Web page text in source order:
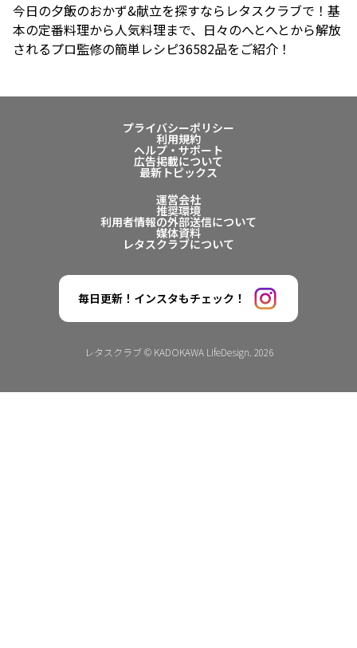
今日の夕飯のおかず&献立を探すならレタスクラブで！基
本の定番料理から人気料理まで、日々のへとへとから解放
されるプロ監修の簡単レシピ36582品をご紹介！
プライバシーポリシー
利用規約
ヘルプ・サポート
広告掲載について
最新トピックス
運営会社
推奨環境
利用者情報の外部送信について
媒体資料
レタスクラブについて
毎日更新！インスタもチェック！
レタスクラブ © KADOKAWA LifeDesign. 2026